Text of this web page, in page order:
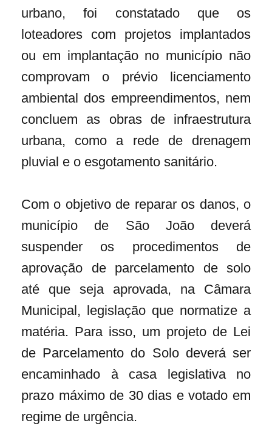
urbano, foi constatado que os
loteadores com projetos implantados
ou em implantação no município não
comprovam o prévio licenciamento
ambiental dos empreendimentos, nem
concluem as obras de infraestrutura
urbana, como a rede de drenagem
pluvial e o esgotamento sanitário.
Com o objetivo de reparar os danos, o
município de São João deverá
suspender os procedimentos de
aprovação de parcelamento de solo
até que seja aprovada, na Câmara
Municipal, legislação que normatize a
matéria. Para isso, um projeto de Lei
de Parcelamento do Solo deverá ser
encaminhado à casa legislativa no
prazo máximo de 30 dias e votado em
regime de urgência.